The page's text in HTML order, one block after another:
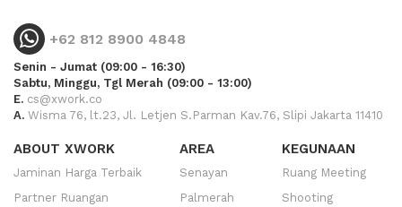
+62 812 8900 4848
Senin - Jumat (09:00 - 16:30)
Sabtu, Minggu, Tgl Merah (09:00 - 13:00)
E. cs@xwork.co
A. Wisma 76, lt.23, Jl. Letjen S.Parman Kav.76, Slipi Jakarta 11410
ABOUT XWORK
Jaminan Harga Terbaik
Partner Ruangan
AREA
Senayan
Palmerah
KEGUNAAN
Ruang Meeting
Shooting